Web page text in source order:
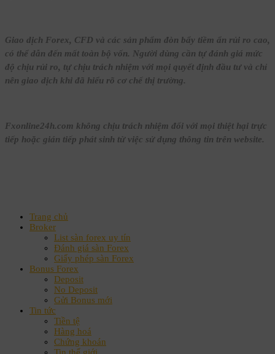
Giao dịch Forex, CFD và các sản phẩm đòn bẩy tiềm ẩn rủi ro cao,
có thể dẫn đến mất toàn bộ vốn. Người dùng cần tự đánh giá mức
độ chịu rủi ro, tự chịu trách nhiệm với mọi quyết định đầu tư và chỉ
nên giao dịch khi đã hiểu rõ cơ chế thị trường.
Fxonline24h.com không chịu trách nhiệm đối với mọi thiệt hại trực
tiếp hoặc gián tiếp phát sinh từ việc sử dụng thông tin trên website.
Trang chủ
Broker
List sàn forex uy tín
Đánh giá sàn Forex
Giấy phép sàn Forex
Bonus Forex
Deposit
No Deposit
Gửi Bonus mới
Tin tức
Tiền tệ
Hàng hoá
Chứng khoán
Tin thế giới